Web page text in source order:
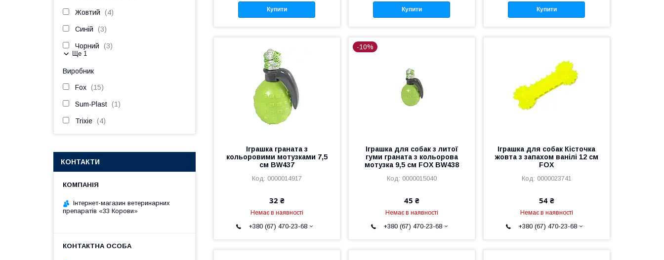
Купити Купити Купити
Іграшка граната з
кольоровими мотузками 7,5
см BW437
0000014917
32 ₴
Немає в наявності
+380 (67) 470-23-68
-10%
Іграшка для собак з литої
гуми граната з кольорова
мотузка 9,5 см FOX BW438
0000015040
45 ₴
Немає в наявності
+380 (67) 470-23-68
Іграшка для собак Кісточка
жовта з запахом ванілі 12 см
FOX
0000023741
54 ₴
Немає в наявності
+380 (67) 470-23-68
Жовтий 4
Синій 3
Чорний 3
Ще 1
Виробник
Fox 15
Sum-Plast 1
Trixie 4
КОНТАКТИ
Інтернет-магазин ветеринарних
препаратів «33 Корови»